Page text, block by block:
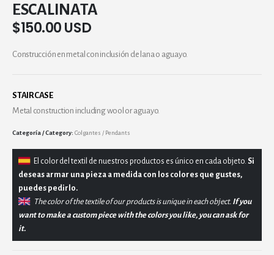
ESCALINATA
$150.00 USD
Construcción en metal con inclusión de lana o aguayo.
STAIRCASE
Metal construction including wool or aguayo.
Category: Colgantes / Pendants
El color del textil de nuestros productos es único en cada objeto. Si
deseas armar una pieza a medida con los colores que gustes,
puedes pedirlo.
The color of the textile of our products is unique in each object. If you
want to make a custom piece with the colors you like, you can ask for
it.